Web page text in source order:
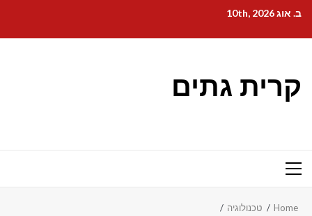
content
ב. אוג 10th, 2026
קרית גתים
Primary
Home
טכנולוגיה